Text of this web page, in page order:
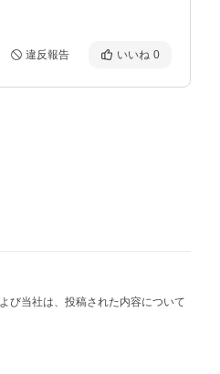
違反報告 いいね 0
び当社は、投稿された内容について